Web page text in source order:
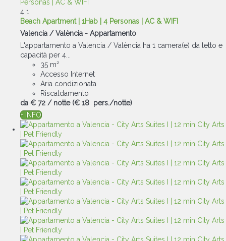
4 1
Beach Apartment | 1Hab | 4 Personas | AC & WIFI
Valencia / València - Appartamento
L'appartamento a Valencia / València ha 1 camera(e) da letto e
capacità per 4...
35 m²
Accesso Internet
Aria condizionata
Riscaldamento
da € 72 / notte (€ 18 pers./notte)
+ INFO